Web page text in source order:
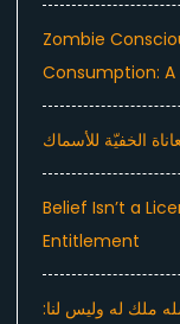
Zombie
Consumption: A
الخفيّة للأسماك
Belief Isn’t a
Entitlement
ملك له وليس لنا: